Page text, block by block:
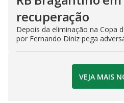
recuperação
Depois da eliminação na Copa
por Fernando Diniz pega
VEJA MAIS